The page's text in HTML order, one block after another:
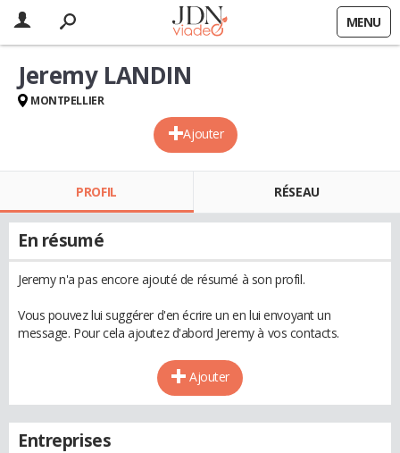
MENU
Ajouter
Jeremy LANDIN
MONTPELLIER
PROFIL RÉSEAU
En résumé
Jeremy n'a pas encore ajouté de résumé à son profil.
Vous pouvez lui suggérer d'en écrire un en lui envoyant un
message. Pour cela ajoutez d'abord Jeremy à vos contacts.
Ajouter
Entreprises